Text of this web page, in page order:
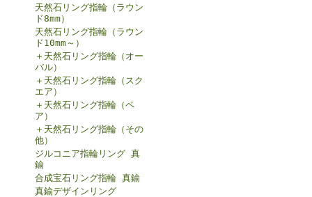
天然石リング指輪（ラウン
ド8mm）
天然石リング指輪（ラウン
ド10mm～）
＋天然石リング指輪（オー
バル）
＋天然石リング指輪（スク
エア）
＋天然石リング指輪（ペ
ア）
＋天然石リング指輪（その
他）
ジルコニア指輪リング 真
鍮
合成宝石リング指輪 真鍮
真鍮デザインリング